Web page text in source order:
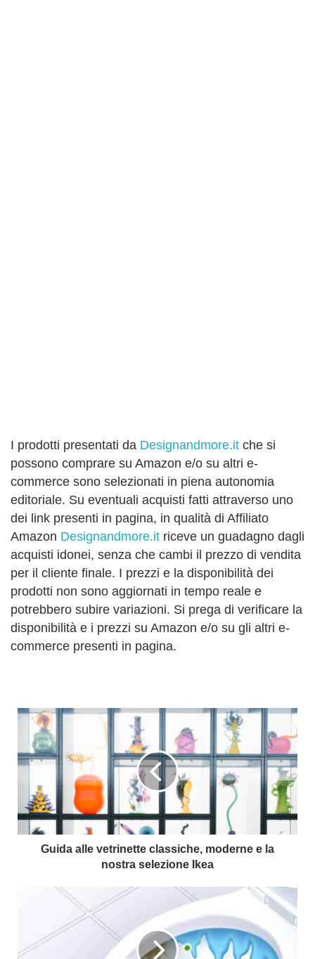
I prodotti presentati da Designandmore.it che si
possono comprare su Amazon e/o su altri e-
commerce sono selezionati in piena autonomia
editoriale. Su eventuali acquisti fatti attraverso uno
dei link presenti in pagina, in qualità di Affiliato
Amazon Designandmore.it riceve un guadagno dagli
acquisti idonei, senza che cambi il prezzo di vendita
per il cliente finale. I prezzi e la disponibilità dei
prodotti non sono aggiornati in tempo reale e
potrebbero subire variazioni. Si prega di verificare la
disponibilità e i prezzi su Amazon e/o su gli altri e-
commerce presenti in pagina.
Guida alle vetrinette classiche, moderne e la
nostra selezione Ikea